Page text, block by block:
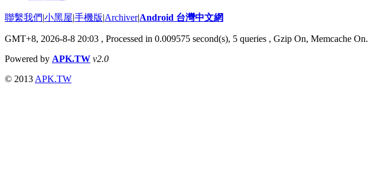
聯繫我們|小黑屋|手機版|Archiver|Android 台灣中文網
GMT+8, 2026-8-8 20:03 , Processed in 0.009575 second(s), 5 queries , Gzip On, Memcache On.
Powered by APK.TW v2.0
© 2013 APK.TW